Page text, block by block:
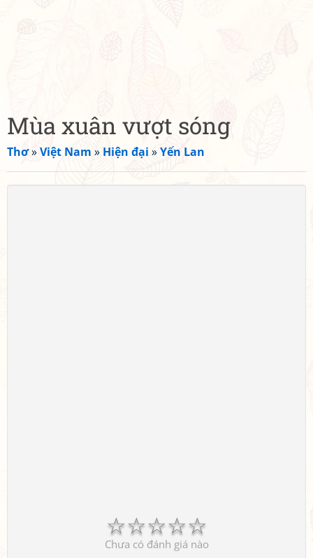
Mùa xuân vượt sóng
Thơ»Việt Nam » Hiện đại »Yến Lan
☆
☆
☆
☆
☆
Chưa có đánh giá nào